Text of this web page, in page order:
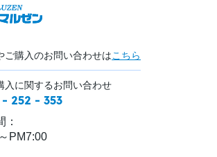
ご購入のお問い合わせはこちら
入に関するお問い合わせ
252 - 353
：
PM7:00